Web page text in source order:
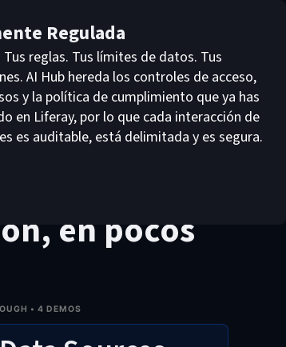
Regulada
Tus reglas. Tus límites de datos. Tus
AI Hub hereda los controles de acceso,
y la política de cumplimiento que ya has
en Liferay, por lo que cada interacción de
es auditable, está delimitada y es segura.
en pocos
• 4 DEMOS